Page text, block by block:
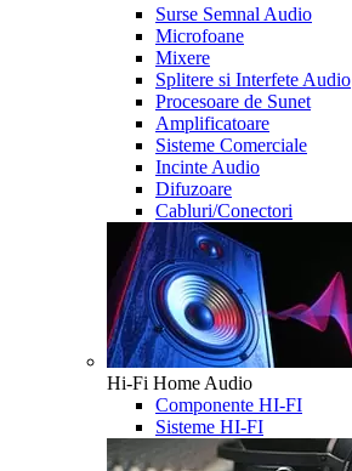
Surse Semnal Audio
Microfoane
Mixere
Splitere si Interfete Audio
Procesoare de Sunet
Amplificatoare
Sisteme Comerciale
Incinte Audio
Difuzoare
Cabluri/Conectori
Hi-Fi Home Audio
Componente HI-FI
Sisteme HI-FI